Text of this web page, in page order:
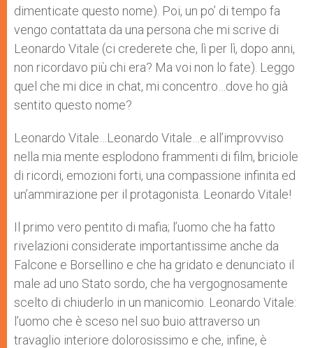
dimenticate questo nome). Poi, un po’ di tempo fa
vengo contattata da una persona che mi scrive di
Leonardo Vitale (ci crederete che, lì per lì, dopo anni,
non ricordavo più chi era? Ma voi non lo fate). Leggo
quel che mi dice in chat, mi concentro…dove ho già
sentito questo nome?
Leonardo Vitale…Leonardo Vitale…e all’improvviso
nella mia mente esplodono frammenti di film, briciole
di ricordi, emozioni forti, una compassione infinita ed
un’ammirazione per il protagonista. Leonardo Vitale!
Il primo vero pentito di mafia; l’uomo che ha fatto
rivelazioni considerate importantissime anche da
Falcone e Borsellino e che ha gridato e denunciato il
male ad uno Stato sordo, che ha vergognosamente
scelto di chiuderlo in un manicomio. Leonardo Vitale:
l’uomo che è sceso nel suo buio attraverso un
travaglio interiore dolorosissimo e che, infine, è